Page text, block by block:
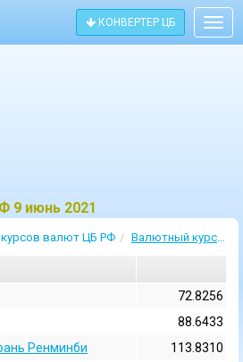
КОНВЕРТЕР ЦБ
9 июнь 2021
валют ЦБ РФ Валютный курс 9 Июнь 2021
72.8256
88.6433
Ренминби
113.8310